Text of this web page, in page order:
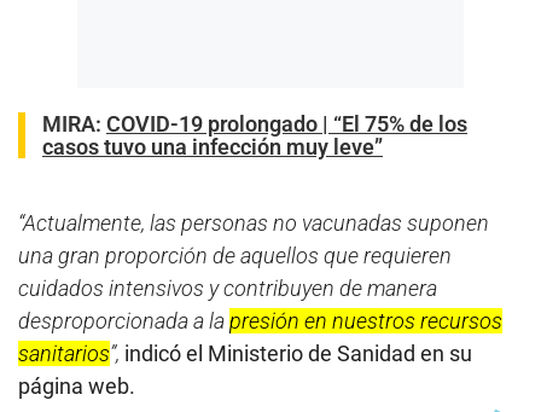
MIRA: COVID-19 prolongado | “El 75% de los
casos tuvo una infección muy leve”
“Actualmente, las personas no vacunadas suponen
una gran proporción de aquellos que requieren
cuidados intensivos y contribuyen de manera
desproporcionada a lapresión en nuestros recursos
sanitarios”, indicó el Ministerio de Sanidad en su
página web.